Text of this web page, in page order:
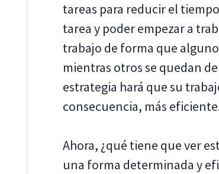
tareas para reducir el
tarea y poder empezar a
trabajo de forma que
mientras otros se quedan
estrategia hará que su
consecuencia, más
Ahora, ¿qué tiene que ver
una forma determinada y